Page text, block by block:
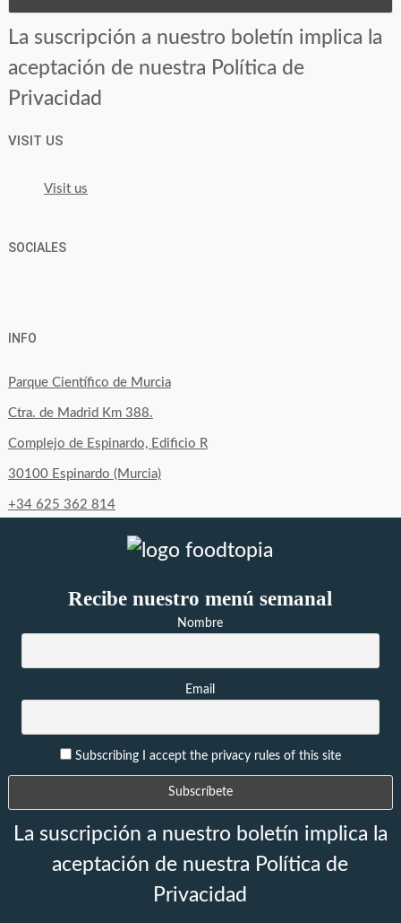
La suscripción a nuestro boletín implica la
aceptación de nuestra Política de
Privacidad
VISIT US
Visit us
SOCIALES
on
Facebook
on
Twitter
on
Instagram
INFO
Parque Científico de Murcia
Ctra. de Madrid Km 388.
Complejo de Espinardo, Edificio R
30100 Espinardo (Murcia)
+34 625 362 814
Recibe nuestro menú semanal
Nombre
Email
Subscribing I accept the privacy rules of this site
La suscripción a nuestro boletín implica la
aceptación de nuestra Política de
Privacidad